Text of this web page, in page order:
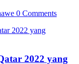
0 Comments
2022 yang